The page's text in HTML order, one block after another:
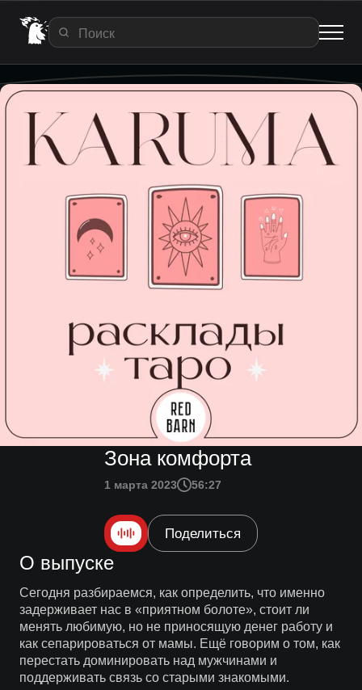
Зона комфорта
1 марта 2023 56:27
Поделиться
О выпуске
Сегодня разбираемся, как определить, что именно
задерживает нас в «приятном болоте», стоит ли
менять любимую, но не приносящую денег работу и
как сепарироваться от мамы. Ещё говорим о том, как
перестать доминировать над мужчинами и
поддерживать связь со старыми знакомыми.